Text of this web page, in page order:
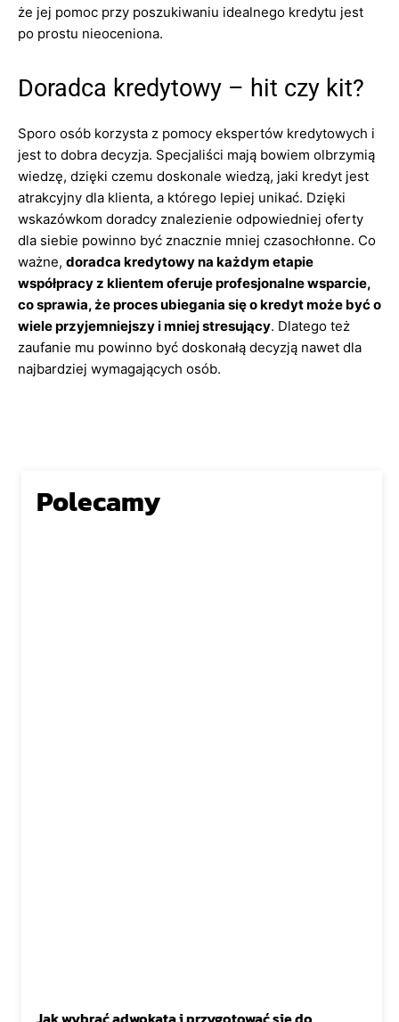
że jej pomoc przy poszukiwaniu idealnego kredytu jest
po prostu nieoceniona.
Doradca kredytowy – hit czy kit?
Sporo osób korzysta z pomocy ekspertów kredytowych i
jest to dobra decyzja. Specjaliści mają bowiem olbrzymią
wiedzę, dzięki czemu doskonale wiedzą, jaki kredyt jest
atrakcyjny dla klienta, a którego lepiej unikać. Dzięki
wskazówkom doradcy znalezienie odpowiedniej oferty
dla siebie powinno być znacznie mniej czasochłonne. Co
ważne, doradca kredytowy na każdym etapie
współpracy z klientem oferuje profesjonalne wsparcie,
co sprawia, że proces ubiegania się o kredyt może być o
wiele przyjemniejszy i mniej stresujący. Dlatego też
zaufanie mu powinno być doskonałą decyzją nawet dla
najbardziej wymagających osób.
Polecamy